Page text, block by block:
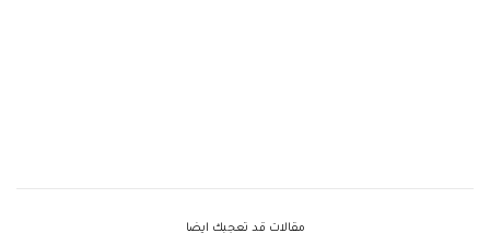
مقالات قد تعجبك ايضا